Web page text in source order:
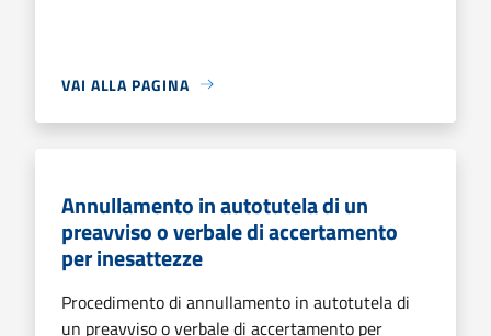
VAI ALLA PAGINA
Annullamento in autotutela di un
preavviso o verbale di accertamento
per inesattezze
Procedimento di annullamento in autotutela di
un preavviso o verbale di accertamento per